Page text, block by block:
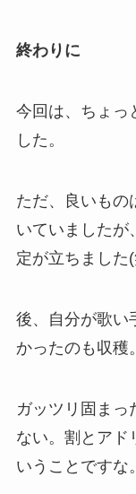
終わりに
今回は、ちょっ
した。
ただ、良いもの
いていましたが
定が立ちました(
後、自分が歌い
かったのも収穫。
ガッツリ固まっ
ない。割とアド
いうことですな